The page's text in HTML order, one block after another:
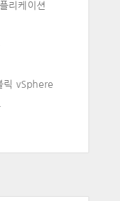
리케이션
릭 vSphere